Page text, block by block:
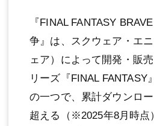
『FINAL FANTASY
争』は、スクウェア・エ
ェア）によって開発・販
リーズ『FINAL FANTASY
の⼀つで、累計ダウンロ
超える（※2025年8⽉時点